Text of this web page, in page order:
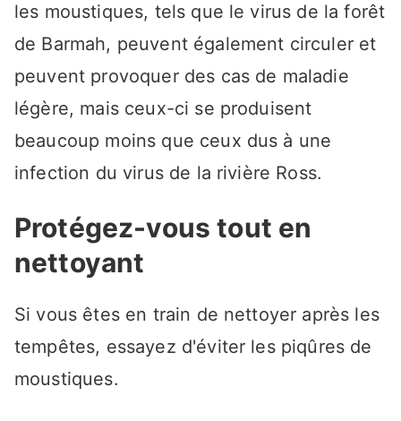
les moustiques, tels que le virus de la forêt
de Barmah, peuvent également circuler et
peuvent provoquer des cas de maladie
légère, mais ceux-ci se produisent
beaucoup moins que ceux dus à une
infection du virus de la rivière Ross.
Protégez-vous tout en
nettoyant
Si vous êtes en train de nettoyer après les
tempêtes, essayez d'éviter les piqûres de
moustiques.